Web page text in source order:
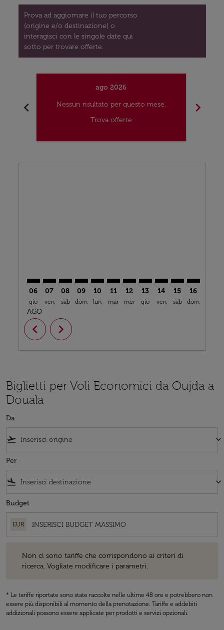
Prova ad aggiornare il tuo percorso
(origine e/o destinazione) o
interagisci con le singole date qui
sotto per trovare offerte.
chevron_left
ago 2026
Nessun risultato per questo mese.
Trova offerte
chevron_right
06
gio
AGO
07
ven
08
sab
09
dom
10
lun
11
mar
12
mer
13
gio
14
ven
15
sab
16
dom
chevron_left chevron_right
Biglietti per Voli Economici da Oujda a
Douala
Da
flight_takeoff keyboard_arrow_down
Per
flight_land keyboard_arrow_down
Budget
EUR
Non ci sono tariffe che corrispondono ai criteri di
ricerca. Vogliate modificare i parametri.
* Le tariffe riportate sono state raccolte nelle ultime 48 ore e potrebbero non
essere più disponibili al momento della prenotazione. Tariffe e addebiti
addizionali possono essere applicate per prodotti e servizi opzionali.